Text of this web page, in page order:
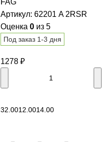
2RSR FAG
Артикул: 62201 A 2RSR
Оценка 0 из 5
Под заказ 1-3 дня
1278 ₽
32.0012.0014.00